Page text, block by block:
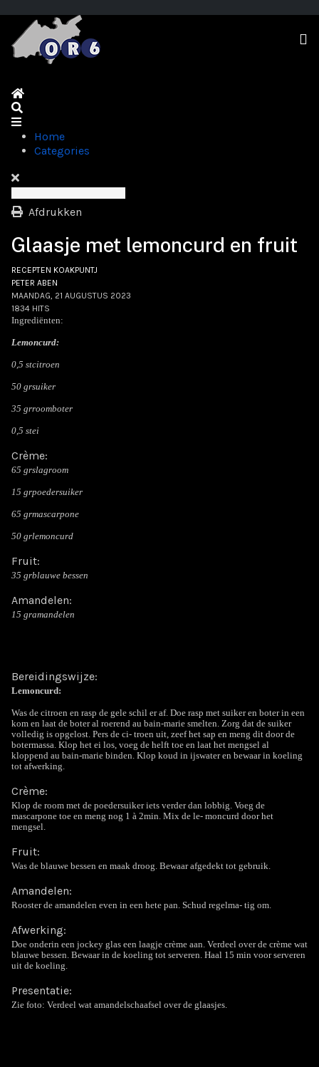
Home
Home
Categories
Afdrukken
Glaasje met lemoncurd en fruit
RECEPTEN KOAKPUNTJ
PETER ABEN
MAANDAG, 21 AUGUSTUS 2023
1834 HITS
Ingrediënten:
Lemoncurd:
0,5 stcitroen
50 grsuiker
35 grroomboter
0,5 stei
Crème:
65 grslagroom
15 grpoedersuiker
65 grmascarpone
50 grlemoncurd
Fruit:
35 grblauwe bessen
Amandelen:
15 gramandelen
Bereidingswijze:
Lemoncurd:
Was de citroen en rasp de gele schil er af. Doe rasp met suiker en boter in een
kom en laat de boter al roerend au bain-marie smelten. Zorg dat de suiker
volledig is opgelost. Pers de ci- troen uit, zeef het sap en meng dit door de
botermassa. Klop het ei los, voeg de helft toe en laat het mengsel al
kloppend au bain-marie binden. Klop koud in ijswater en bewaar in koeling
tot afwerking.
Crème:
Klop de room met de poedersuiker iets verder dan lobbig. Voeg de
mascarpone toe en meng nog 1 à 2min. Mix de le- moncurd door het
mengsel.
Fruit:
Was de blauwe bessen en maak droog. Bewaar afgedekt tot gebruik.
Amandelen:
Rooster de amandelen even in een hete pan. Schud regelma- tig om.
Afwerking:
Doe onderin een jockey glas een laagje crème aan. Verdeel over de crème wat
blauwe bessen. Bewaar in de koeling tot serveren. Haal 15 min voor serveren
uit de koeling.
Presentatie:
Zie foto: Verdeel wat amandelschaafsel over de glaasjes.